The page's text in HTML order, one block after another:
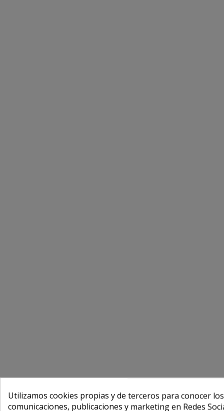
Utilizamos cookies propias y de terceros para conocer
comunicaciones, publicaciones y marketing en Redes